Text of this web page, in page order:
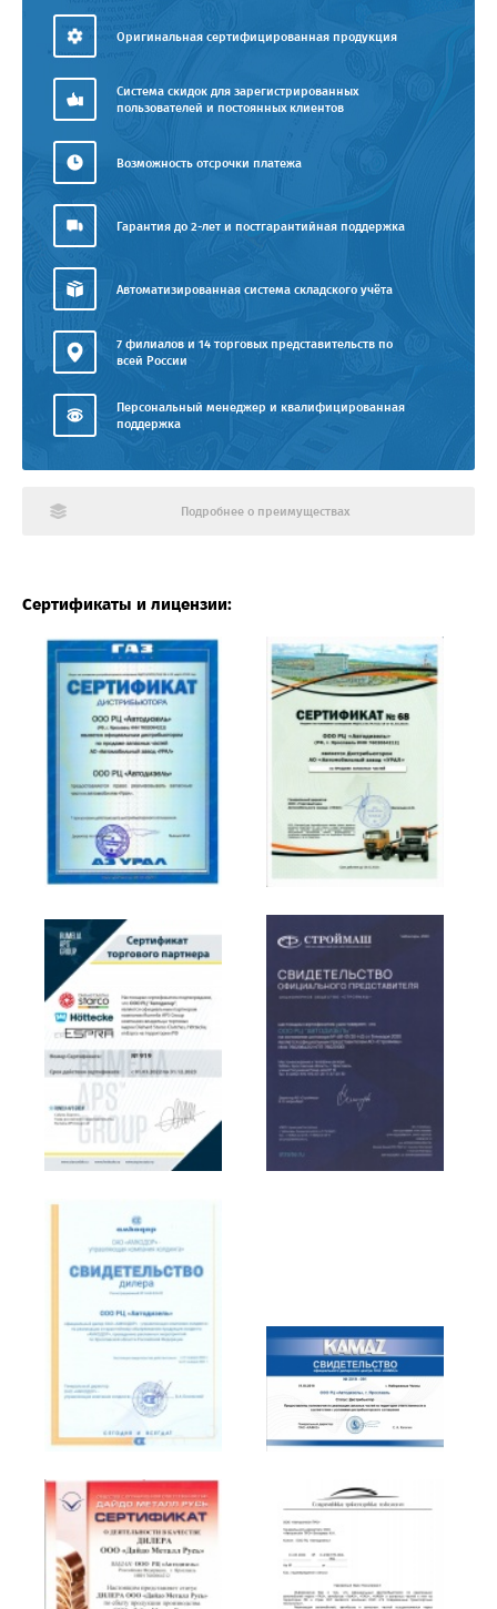
Оригинальная сертифицированная продукция
Система скидок для зарегистрированных
пользователей и постоянных клиентов
Возможность отсрочки платежа
Гарантия до 2-лет и постгарантийная поддержка
Автоматизированная система складского учёта
7 филиалов и 14 торговых представительств по
всей России
Персональный менеджер и квалифицированная
поддержка
Подробнее о преимуществах
Сертификаты и лицензии: